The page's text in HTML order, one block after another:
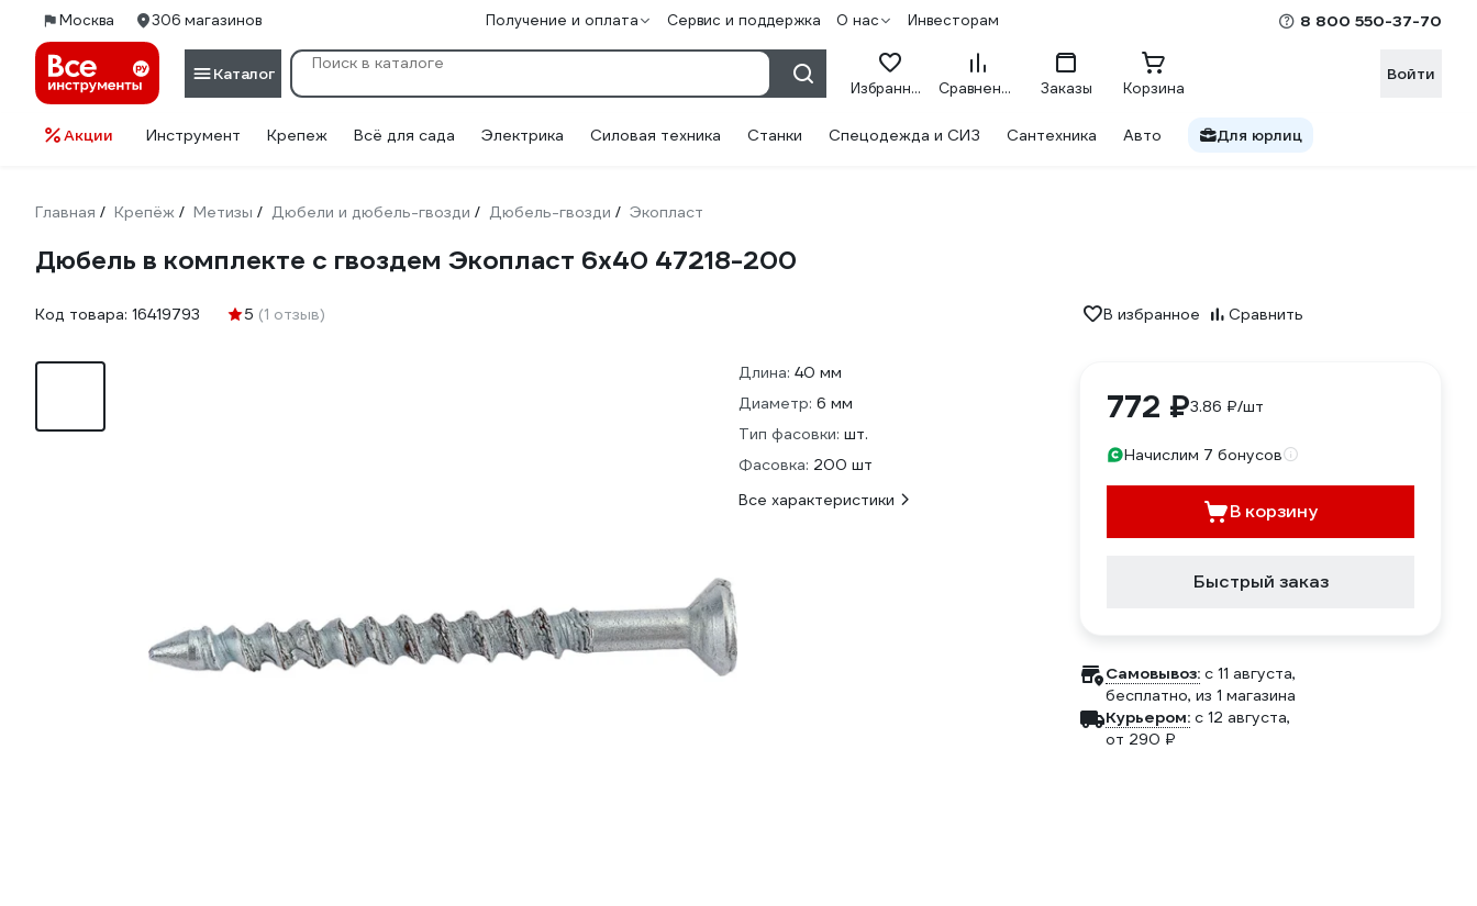
Москва 306 магазинов Получение и оплата Сервис и поддержка О нас Инвесторам 8 800 550-37-70
Каталог
Избранное Сравнение Заказы Корзина
Войти
Акции Инструмент Крепеж Всё для сада Электрика Силовая техника Станки Спецодежда и СИЗ Сантехника Авто Для юрлиц
Главная / Крепёж / Метизы / Дюбели и дюбель-гвозди / Дюбель-гвозди / Экопласт
Дюбель в комплекте с гвоздем Экопласт 6х40 47218-200
Код товара: 16419793 5 (1 отзыв) В избранное Сравнить
Длина: 40 мм
Диаметр: 6 мм
Тип фасовки: шт.
Фасовка: 200 шт
Все характеристики
772 ₽3.86 ₽/шт
Начислим 7 бонусов
В корзину
Быстрый заказ
Самовывоз: c 11 августа,
бесплатно, из 1 магазина
Курьером: c 12 августа,
от 290 ₽